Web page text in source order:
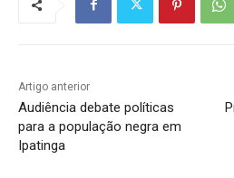
Artigo anterior
Audiência debate políticas
para a população negra em
Ipatinga